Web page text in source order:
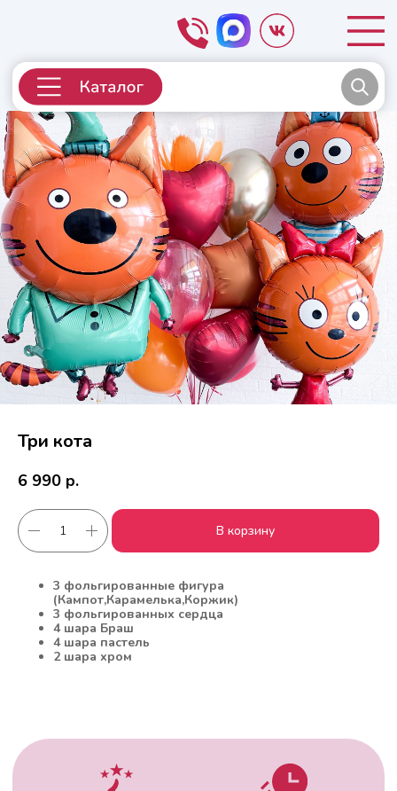
Три кота
6 990 р.
В корзину
3 фольгированные фигура
(Кампот,Карамелька,Коржик)
3 фольгированных сердца
4 шара Браш
4 шара пастель
2 шара хром
Работаем с 2010 года
Срочная доставка
за1час